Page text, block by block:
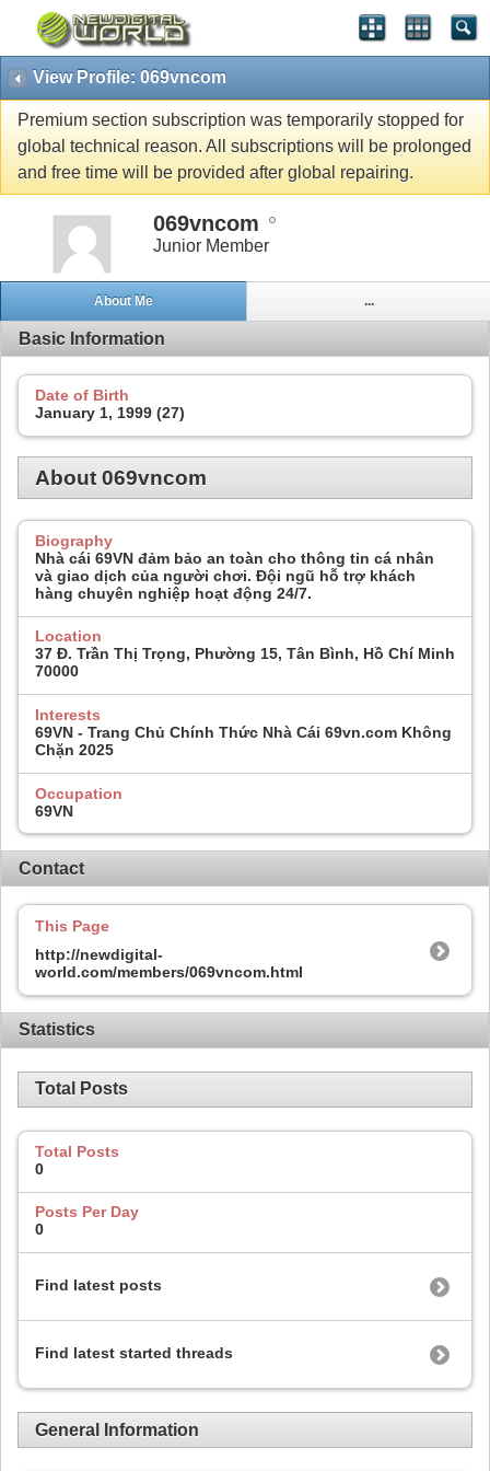
View Profile: 069vncom
Premium section subscription was temporarily stopped for
global technical reason. All subscriptions will be prolonged
and free time will be provided after global repairing.
069vncom
Junior Member
About Me ...
Basic Information
Date of Birth
January 1, 1999 (27)
About 069vncom
Biography
Nhà cái 69VN đảm bảo an toàn cho thông tin cá nhân
và giao dịch của người chơi. Đội ngũ hỗ trợ khách
hàng chuyên nghiệp hoạt động 24/7.
Location
37 Đ. Trần Thị Trọng, Phường 15, Tân Bình, Hồ Chí Minh
70000
Interests
69VN - Trang Chủ Chính Thức Nhà Cái 69vn.com Không
Chặn 2025
Occupation
69VN
Contact
This Page
http://newdigital-
world.com/members/069vncom.html
Statistics
Total Posts
Total Posts
0
Posts Per Day
0
Find latest posts
Find latest started threads
General Information